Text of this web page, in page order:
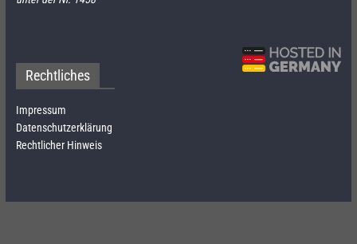
Rechtliches
Impressum
Datenschutzerklärung
Rechtlicher Hinweis